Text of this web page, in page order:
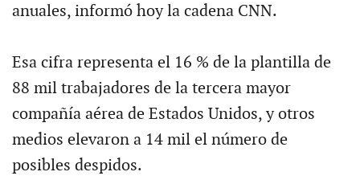
anuales, informó hoy la cadena CNN.
Esa cifra representa el 16 % de la plantilla de
88 mil trabajadores de la tercera mayor
compañía aérea de Estados Unidos, y otros
medios elevaron a 14 mil el número de
posibles despidos.